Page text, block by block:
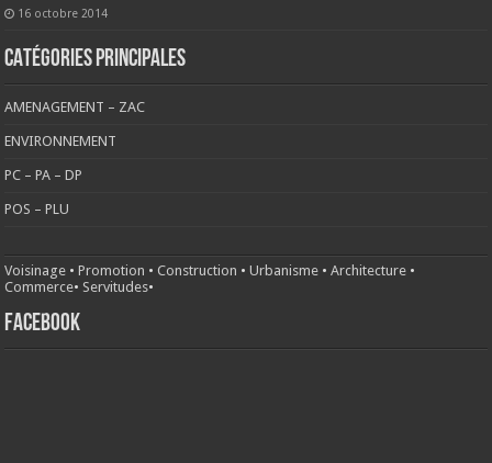
16 octobre 2014
CATÉGORIES PRINCIPALES
AMENAGEMENT – ZAC
ENVIRONNEMENT
PC – PA – DP
POS – PLU
Voisinage •Promotion •Construction •Urbanisme •Architecture •
Commerce• Servitudes•
FACEBOOK